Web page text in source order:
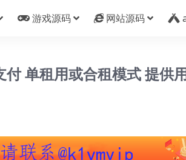
游戏源码 网站源码
单租用或合租模式 提供